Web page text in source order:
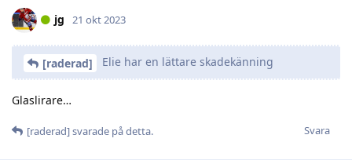
jg 21 okt 2023
[raderad] Elie har en lättare skadekänning
Glaslirare…
Svara
[raderad]svarade på detta.